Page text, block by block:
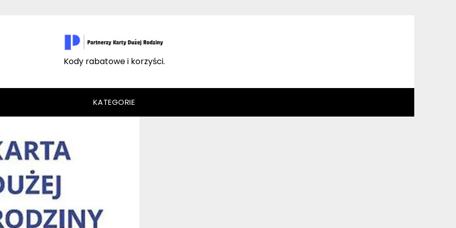
Kody rabatowe i korzyści.
KATEGORIE